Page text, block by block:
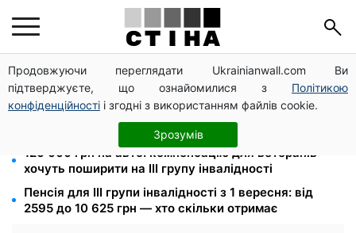
Продовжуючи переглядати Ukrainianwall.com Ви
підтверджуєте, що ознайомилися з Політикою
конфіденційності і згодні з використанням файлів cookie.
Зрозумів
Зарплата 30 000 грн — пенсія 11 500 грн: ПФУ
пояснив формулу розрахунку виплат у 2026 році
Яйця від 19,90 грн за десяток: АТБ, Сільпо, Varus та
Ашан переписали цінники в серпні
120 000 грн на авто: компенсацію для ветеранів
хочуть поширити на III групу інвалідності
Пенсія для III групи інвалідності з 1 вересня: від
2595 до 10 625 грн — хто скільки отримає